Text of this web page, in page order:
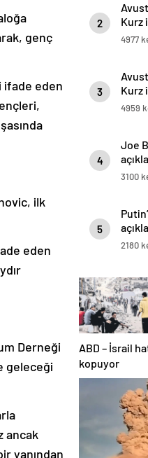
genç
ifade eden
ilk
eden
Derneği
geleceği
ancak
yanından
2
Kurz
4977
3
Kurz
4959
4
Joe
3100
5
2180
ABD – İsrail
kopuyor